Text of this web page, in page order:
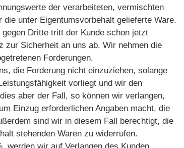
der verarbeiteten, vermischten
unter Eigentumsvorbehalt gelieferte Ware.
Dritte tritt der Kunde schon jetzt
zur Sicherheit an uns ab. Wir nehmen die
Forderungen.
die Forderung nicht einzuziehen, solange
vorliegt und wir den
aber der Fall, so können wir verlangen,
Einzug erforderlichen Angaben macht, die
sind wir in diesem Fall berechtigt, die
stehenden Waren zu widerrufen.